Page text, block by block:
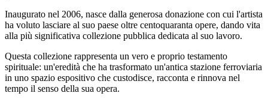
Inaugurato nel 2006, nasce dalla generosa donazione con cui l'artista
ha voluto lasciare al suo paese oltre centoquaranta opere, dando vita
alla più significativa collezione pubblica dedicata al suo lavoro.
Questa collezione rappresenta un vero e proprio testamento
spirituale: un'eredità che ha trasformato un'antica stazione ferroviaria
in uno spazio espositivo che custodisce, racconta e rinnova nel
tempo il senso della sua opera.